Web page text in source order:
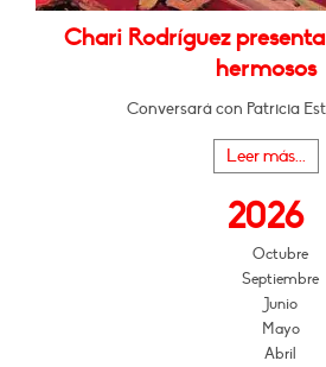
Chari Rodríguez
hermosos
Conversará con Patricia
Leer más...
2026
Octubre
Septiembre
Junio
Mayo
Abril